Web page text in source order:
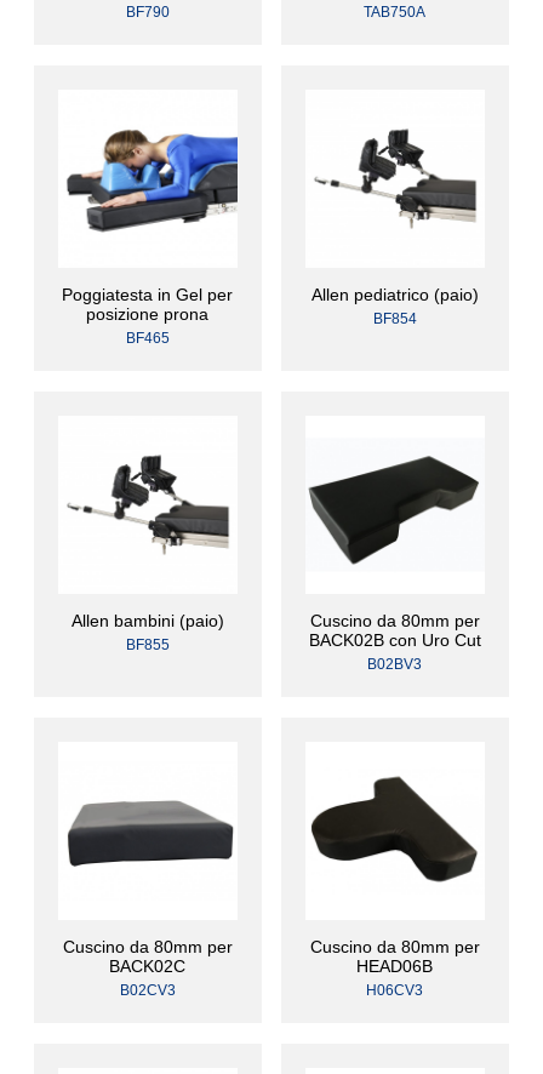
BF790 TAB750A
Poggiatesta in Gel per
posizione prona
BF465
Allen pediatrico (paio)
BF854
Allen bambini (paio)
BF855
Cuscino da 80mm per
BACK02B con Uro Cut
B02BV3
Cuscino da 80mm per
BACK02C
B02CV3
Cuscino da 80mm per
HEAD06B
H06CV3